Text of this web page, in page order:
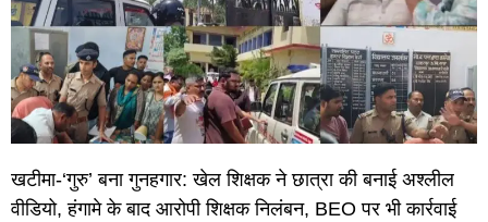
खटीमा-‘गुरु’ बना गुनहगार: खेल शिक्षक ने छात्रा की बनाई अश्लील
वीडियो, हंगामे के बाद आरोपी शिक्षक निलंबन, BEO पर भी कार्रवाई